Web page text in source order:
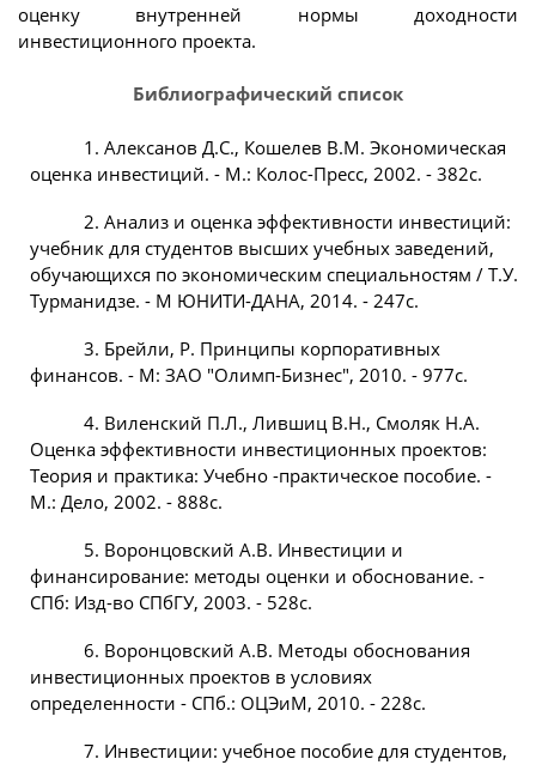
оценку внутренней нормы доходности
инвестиционного проекта.
Библиографический список
1. Алексанов Д.С., Кошелев В.М. Экономическая
оценка инвестиций. - М.: Колос-Пресс, 2002. - 382с.
2. Анализ и оценка эффективности инвестиций:
учебник для студентов высших учебных заведений,
обучающихся по экономическим специальностям / Т.У.
Турманидзе. - М ЮНИТИ-ДАНА, 2014. - 247с.
3. Брейли, Р. Принципы корпоративных
финансов. - М: ЗАО "Олимп-Бизнес", 2010. - 977с.
4. Виленский П.Л., Лившиц В.Н., Смоляк Н.А.
Оценка эффективности инвестиционных проектов:
Теория и практика: Учебно -практическое пособие. -
М.: Дело, 2002. - 888с.
5. Воронцовский А.В. Инвестиции и
финансирование: методы оценки и обоснование. -
СПб: Изд-во СПбГУ, 2003. - 528с.
6. Воронцовский А.В. Методы обоснования
инвестиционных проектов в условиях
определенности - СПб.: ОЦЭиМ, 2010. - 228с.
7. Инвестиции: учебное пособие для студентов,